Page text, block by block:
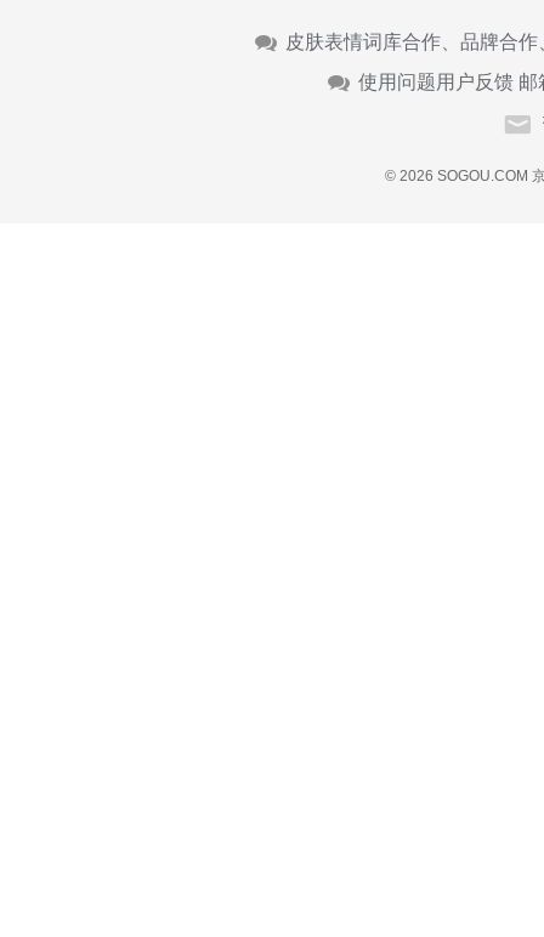
皮肤表情词库合作、品牌合
使用问题用户反馈 邮
© 2026 SOGOU.COM